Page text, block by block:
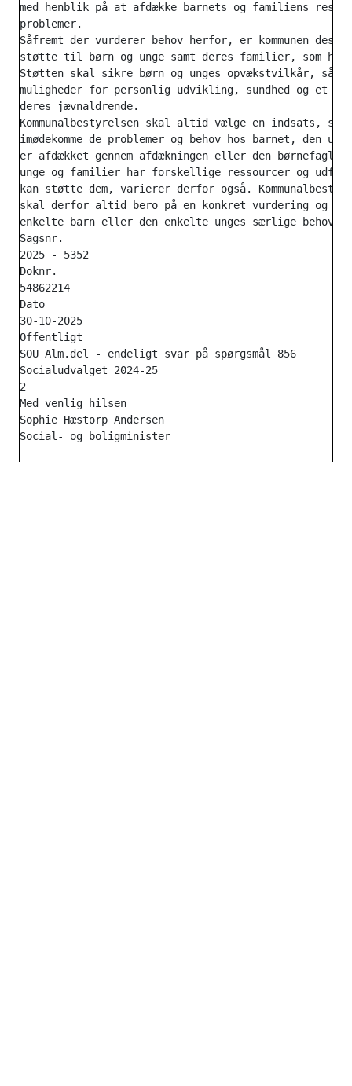
med henblik på at afdække barnets og familiens
problemer.
Såfremt der vurderer behov herfor, er kommunen
støtte til børn og unge samt deres familier, som
Støtten skal sikre børn og unges opvækstvilkår, så de
muligheder for personlig udvikling, sundhed og et
deres jævnaldrende.
Kommunalbestyrelsen skal altid vælge en indsats, som
imødekomme de problemer og behov hos barnet, den
er afdækket gennem afdækningen eller den
unge og familier har forskellige ressourcer og
kan støtte dem, varierer derfor også.
skal derfor altid bero på en konkret vurdering og
enkelte barn eller den enkelte unges særlige behov
Sagsnr.
2025 - 5352
Doknr.
54862214
Dato
30-10-2025
Offentligt
SOU Alm.del - endeligt svar på spørgsmål 856
Socialudvalget 2024-25
2
Med venlig hilsen
Sophie Hæstorp Andersen